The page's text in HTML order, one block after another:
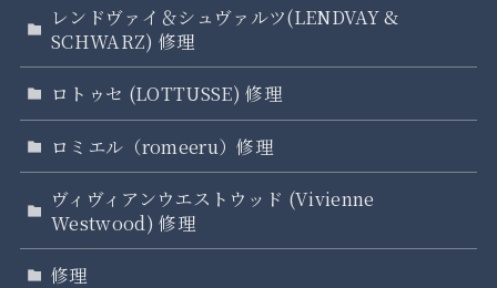
レンドヴァイ＆シュヴァルツ(LENDVAY &
SCHWARZ) 修理
ロトゥセ (LOTTUSSE) 修理
ロミエル（romeeru）修理
ヴィヴィアンウエストウッド (Vivienne
Westwood) 修理
修理